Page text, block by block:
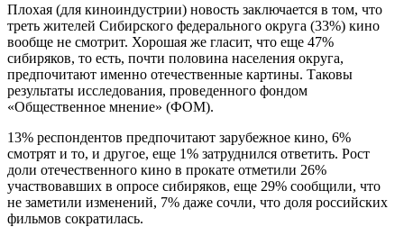
Плохая (для киноиндустрии) новость заключается в том, что
треть жителей Сибирского федерального округа (33%) кино
вообще не смотрит. Хорошая же гласит, что еще 47%
сибиряков, то есть, почти половина населения округа,
предпочитают именно отечественные картины. Таковы
результаты исследования, проведенного фондом
«Общественное мнение» (ФОМ).
13% респондентов предпочитают зарубежное кино, 6%
смотрят и то, и другое, еще 1% затруднился ответить. Рост
доли отечественного кино в прокате отметили 26%
участвовавших в опросе сибиряков, еще 29% сообщили, что
не заметили изменений, 7% даже сочли, что доля российских
фильмов сократилась.